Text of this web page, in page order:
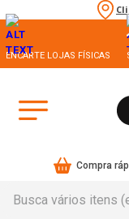
ENCARTE LOJAS FÍSICAS
Compra